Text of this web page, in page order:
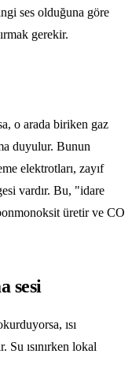
ses olduğuna göre
gerekir.
o arada biriken gaz
duyulur. Bunun
elektrotları, zayıf
vardır. Bu, "idare
üretir ve CO
sesi
ısı
ısınırken lokal